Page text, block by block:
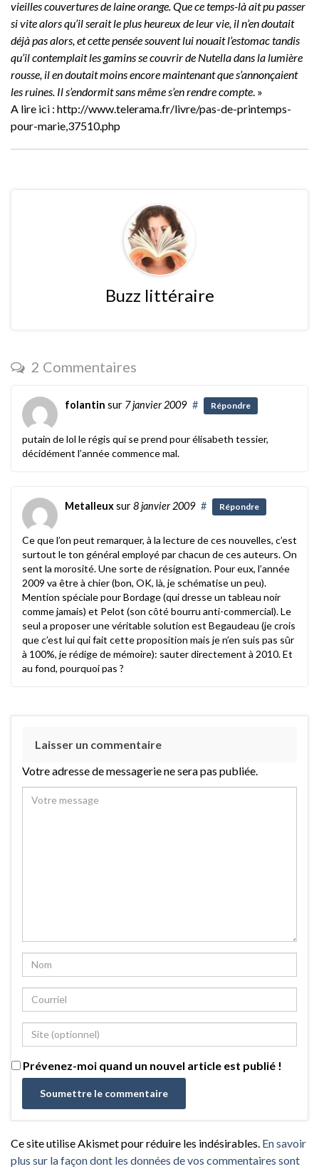
vieilles couvertures de laine orange. Que ce temps-là ait pu passer
si vite alors qu’il serait le plus heureux de leur vie, il n’en doutait
déjà pas alors, et cette pensée souvent lui nouait l’estomac tandis
qu’il contemplait les gamins se couvrir de Nutella dans la lumière
rousse, il en doutait moins encore maintenant que s’annonçaient
les ruines. Il s’endormit sans même s’en rendre compte . »
A lire ici : http://www.telerama.fr/livre/pas-de-printemps-
pour-marie,37510.php
Buzz littéraire
2 Commentaires
folantin sur 7 janvier 2009 # Répondre
putain de lol le régis qui se prend pour élisabeth tessier,
décidément l’année commence mal.
Metalleuxsur8 janvier 2009 # Répondre
Ce que l’on peut remarquer, à la lecture de ces nouvelles, c’est
surtout le ton général employé par chacun de ces auteurs. On
sent la morosité. Une sorte de résignation. Pour eux, l’année
2009 va être à chier (bon, OK, là, je schématise un peu).
Mention spéciale pour Bordage (qui dresse un tableau noir
comme jamais) et Pelot (son côté bourru anti-commercial). Le
seul a proposer une véritable solution est Begaudeau (je crois
que c’est lui qui fait cette proposition mais je n’en suis pas sûr
à 100%, je rédige de mémoire): sauter directement à 2010. Et
au fond, pourquoi pas ?
Laisser un commentaire
Votre adresse de messagerie ne sera pas publiée.
Prévenez-moi quand un nouvel article est publié !
Ce site utilise Akismet pour réduire les indésirables. En savoir
plus sur la façon dont les données de vos commentaires sont